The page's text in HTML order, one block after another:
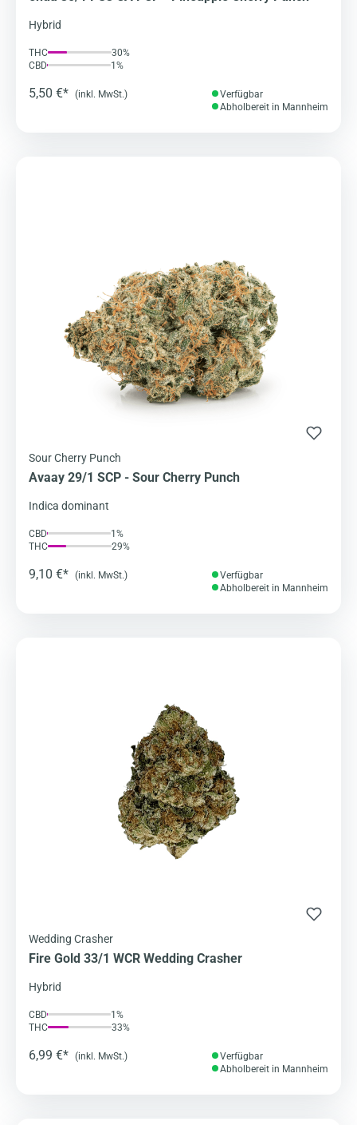
Hybrid
THC
30%
CBD
1%
5,50 €* (inkl. MwSt.)
Verfügbar
Abholbereit in Mannheim
Sour Cherry Punch
Avaay 29/1 SCP - Sour Cherry Punch
Indica dominant
CBD
1%
THC
29%
9,10 €* (inkl. MwSt.)
Verfügbar
Abholbereit in Mannheim
Wedding Crasher
Fire Gold 33/1 WCR Wedding Crasher
Hybrid
CBD
1%
THC
33%
6,99 €* (inkl. MwSt.)
Verfügbar
Abholbereit in Mannheim